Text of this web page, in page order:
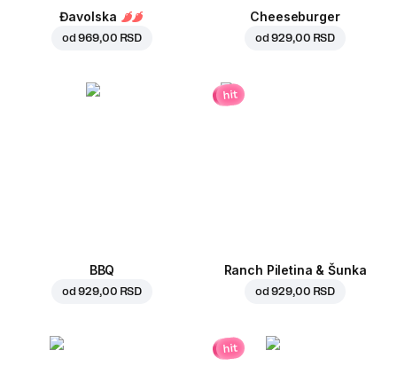
Đavolska
od969,00 RSD
Cheeseburger
od929,00 RSD
BBQ
od929,00 RSD
hit
Ranch Piletina & Šunka
od929,00 RSD
hit